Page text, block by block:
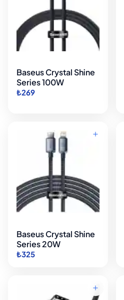
Baseus Crystal Shine
Series 100W
₺269
Baseus Crystal Shine
Series 20W
₺325